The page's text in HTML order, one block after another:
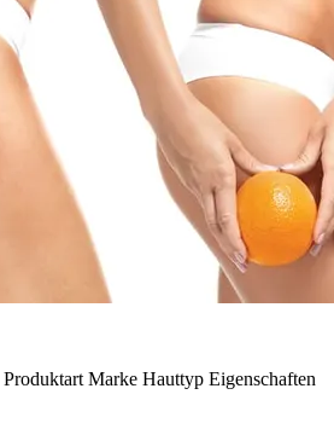
Produktart Marke Hauttyp Eigenschaften